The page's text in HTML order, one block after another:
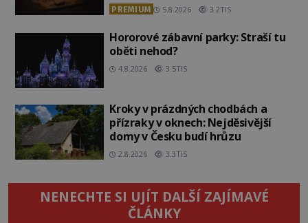
PREMIUM 5.8.2026 3.2TIS
Hororové zábavní parky: Straší tu
oběti nehod?
4.8.2026 3.5TIS
Kroky v prázdných chodbách a
přízraky v oknech: Nejděsivější
domy v Česku budí hrůzu
2.8.2026 3.3TIS
NENECHTE SI UJÍT DALŠÍ ZAJÍMAVÉ
ČLÁNKY